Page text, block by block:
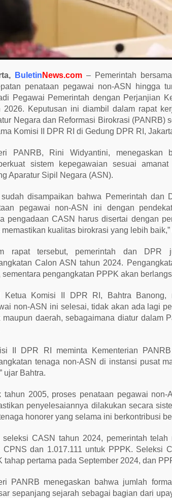
e
n
a
a
a
n
H
o
n
o
r
,
e
n
n
g
a
t
P
K
m
u
a
2
6
Buletin News.com – Pemerintah
penataan pegawai non-ASN hingga
Pegawai Pemerintah dengan Perjanjian
2026. Keputusan ini diambil dalam rapat
Negara dan Reformasi Birokrasi (PANRB)
Komisi II DPR RI di Gedung DPR RI,
PANRB, Rini Widyantini, menegaskan
sistem kepegawaian sesuai
Aparatur Sipil Negara (ASN).
sudah disampaikan bahwa Pemerintah dan
pegawai non-ASN ini dengan
pengadaan CASN harus disertai dengan
memastikan kualitas birokrasi yang lebih
rapat tersebut, pemerintah dan DPR
Calon ASN tahun 2024.
sementara pengangkatan PPPK akan
Ketua Komisi II DPR RI, Bahtra Banong,
non-ASN ini selesai, tidak akan ada lagi
maupun daerah, sebagaimana diatur dalam
II DPR RI meminta Kementerian
tenaga non-ASN di instansi pusat
ujar Bahtra.
tahun 2005, proses penataan pegawai non-
penyelesaiannya dilakukan secara
honorer yang selama ini berkontribusi
seleksi CASN tahun 2024, pemerintah
CPNS dan 1.017.111 untuk PPPK. Seleksi
tahap pertama pada September 2024, dan
PANRB menegaskan bahwa jumlah
sepanjang sejarah sebagai bagian dari